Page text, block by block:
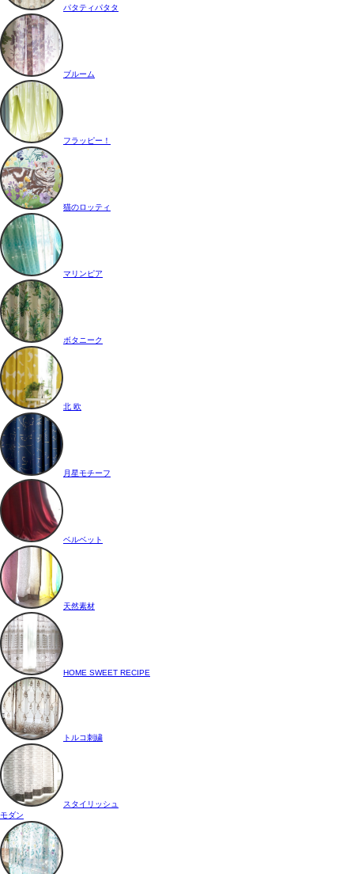
パタティパタタ
ブルーム
フラッピー！
猫のロッティ
マリンピア
ボタニーク
北 欧
月星モチーフ
ベルベット
天然素材
HOME SWEET RECIPE
トルコ刺繍
スタイリッシュ
モダン